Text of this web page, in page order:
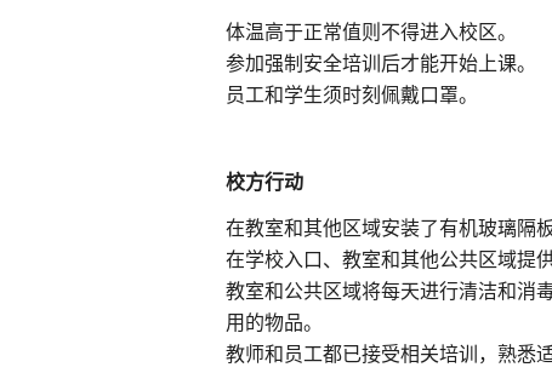
体温高于正常值则不得进入校区。
参加强制安全培训后才能开始上课。
员工和学生须时刻佩戴口罩。
校方行动
在教室和其他区域安装了有机玻璃隔板
在学校入口、教室和其他公共区域提
教室和公共区域将每天进行清洁和消
用的物品。
教师和员工都已接受相关培训，熟悉